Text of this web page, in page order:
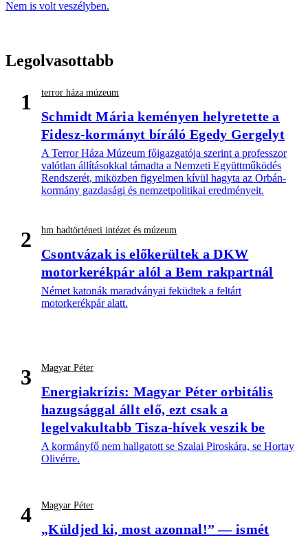
Nem is volt veszélyben.
Legolvasottabb
1 terror háza múzeum
Schmidt Mária keményen helyretette a
Fidesz-kormányt bíráló Egedy Gergelyt
A Terror Háza Múzeum főigazgatója szerint a professzor
valótlan állításokkal támadta a Nemzeti Együttműködés
Rendszerét, miközben figyelmen kívül hagyta az Orbán-
kormány gazdasági és nemzetpolitikai eredményeit.
2 hm hadtörténeti intézet és múzeum
Csontvázak is előkerültek a DKW
motorkerékpár alól a Bem rakpartnál
Német katonák maradványai feküdtek a feltárt
motorkerékpár alatt.
3 Magyar Péter
Energiakrízis: Magyar Péter orbitális
hazugsággal állt elő, ezt csak a
legelvakultabb Tisza-hívek veszik be
A kormányfő nem hallgatott se Szalai Piroskára, se Hortay
Olivérre.
4 Magyar Péter
„Küldjed ki, most azonnal!” — ismét